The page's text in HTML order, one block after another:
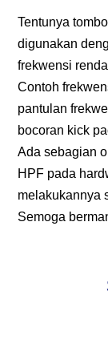
Tentunya
digunakan
frekwensi
Contoh
pantulan
bocoran kick
Ada sebagian
HPF pada
melakukannya
Semoga